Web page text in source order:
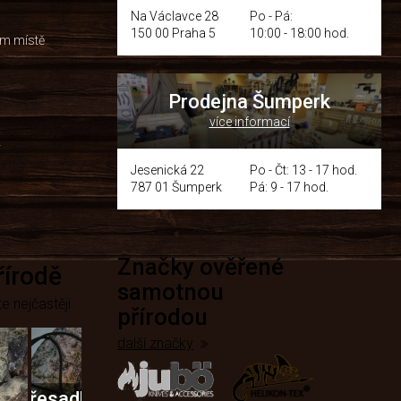
místě
Na Václavce 28
150 00 Praha 5
Po - Pá:
10:00 - 18:00 hod.
Prodejna Šumperk
více informací
Jesenická 22
787 01 Šumperk
Po - Čt: 13 - 17 hod.
Pá: 9 - 17 hod.
nejčastěji
Značky ověřené
samotnou
přírodou
další značky